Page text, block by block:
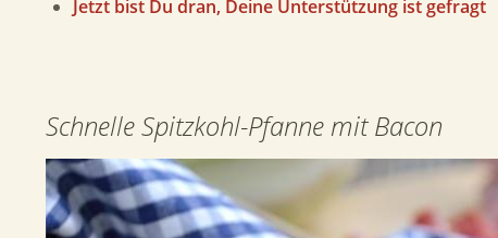
Jetzt bist Du dran, Deine Unterstützung ist gefragt
Schnelle Spitzkohl-Pfanne mit Bacon